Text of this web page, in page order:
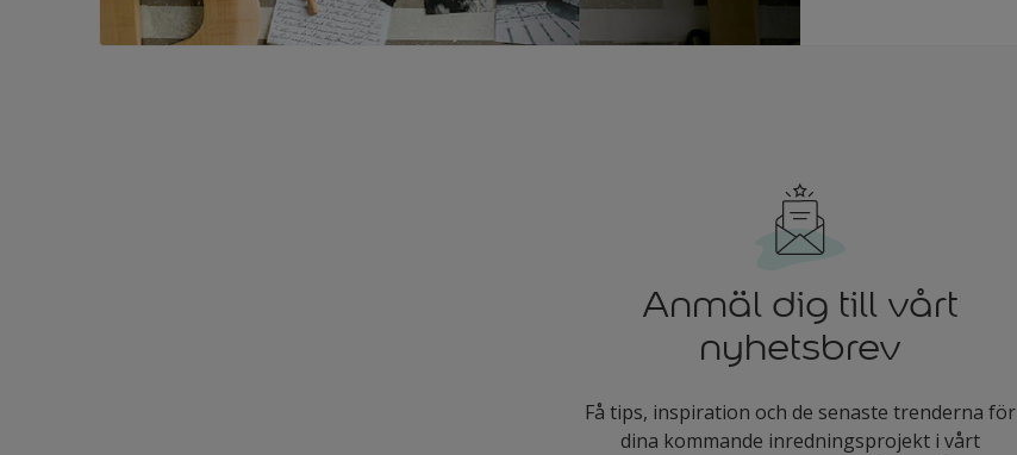
Anmäl dig till vårt
nyhetsbrev
Få tips, inspiration och de senaste trenderna för
dina kommande inredningsprojekt i vårt